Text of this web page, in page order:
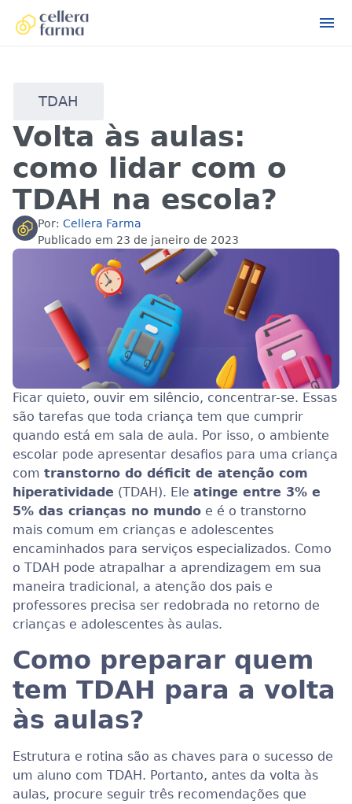
TDAH
Volta às aulas:
como lidar com o
TDAH na escola?
Por: Cellera Farma
Publicado em 23 de janeiro de 2023
Ficar quieto, ouvir em silêncio, concentrar-se. Essas
são tarefas que toda criança tem que cumprir
quando está em sala de aula. Por isso, o ambiente
escolar pode apresentar desafios para uma criança
com transtorno do déficit de atenção com
hiperatividade (TDAH). Ele atinge entre 3% e
5% das crianças no mundo e é o transtorno
mais comum em crianças e adolescentes
encaminhados para serviços especializados. Como
o TDAH pode atrapalhar a aprendizagem em sua
maneira tradicional, a atenção dos pais e
professores precisa ser redobrada no retorno de
crianças e adolescentes às aulas.
Como preparar quem
tem TDAH para a volta
às aulas?
Estrutura e rotina são as chaves para o sucesso de
um aluno com TDAH. Portanto, antes da volta às
aulas, procure seguir três recomendações que